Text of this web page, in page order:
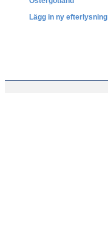
Lägg in ny efterlysning